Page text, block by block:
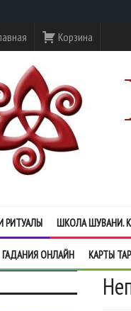
Корзина
РИТУАЛЫ ШКОЛА ШУВАНИ.
ГАДАНИЯ ОНЛАЙН КАРТЫ